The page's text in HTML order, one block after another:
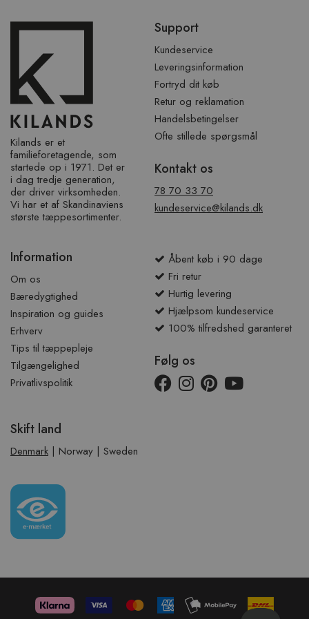
over
Kilands er et
familieforetagende, som
startede op i 1971. Det er
i dag tredje generation,
der driver virksomheden.
Vi har et af ​​Skandinaviens
største tæppesortimenter.
Support
Kundeservice
Leveringsinformation
Fortryd dit køb
Retur og reklamation
Handelsbetingelser
Ofte stillede spørgsmål
Kontakt os
78 70 33 70
kundeservice@kilands.dk
Information
Om os
Bæredygtighed
Inspiration og guides
Erhverv
Tips til tæppepleje
Tilgængelighed
Privatlivspolitik
Åbent køb i 90 dage
Fri retur
Hurtig levering
Hjælpsom kundeservice
100% tilfredshed garanteret
Følg os
Skift land
Denmark | Norway | Sweden